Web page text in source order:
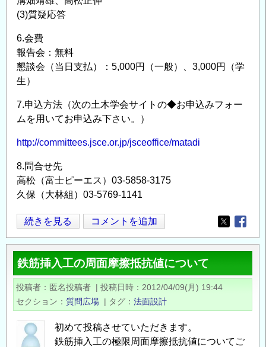
(3)質疑応答
6.会費
報告会：無料
懇談会（当日支払）：5,000円（一般）、3,000円（学
生）
7.申込方法（次の土木学会サイトの◆お申込みフォー
ムを用いてお申込み下さい。）
http://committees.jsce.or.jp/jsceoffice/matadi
8.問合せ先
高松（富士ピーエス）03-5858-3175
久保（大林組）03-5769-1141
マ
タ
デ
ィ
橋
考
え
る
続きを見る コメントを追加
Opens in
鉄筋挿入工の周面摩擦抵抗値について
投稿者 匿名投稿者 | 投稿日時
2012/04/09(月) 19:44
セクション
質問広場 | タグ 法面設計
初めて投稿させていただきます。
鉄筋挿入工の極限周面摩擦抵抗値についてご